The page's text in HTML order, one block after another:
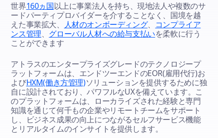
世界160ヵ国以上に事業法人を持ち、現地法人や複数のサ
ードパーティプロバイダーを介することなく、国境を越
えた事業拡大、 人材のオンボーディング、 コンプライア
ンス管理、 グローバル人材への給与支払いを柔軟に行う
ことができます
アトラスのエンタープライズグレードのテクノロジープ
ラットフォームは、エンドツーエンドのEOR(雇用代行)お
よびHXM(働き方管理)ソリューションを提供するために独
自に設計されており、パワフルなUXを備えています。こ
のプラットフォームは、ローカライズされた経験と専門
知識を通じて何千もの企業やリモートチームをサポート
し、ビジネス成果の向上につながるセルフサービス機能
とリアルタイムのインサイトを提供します。